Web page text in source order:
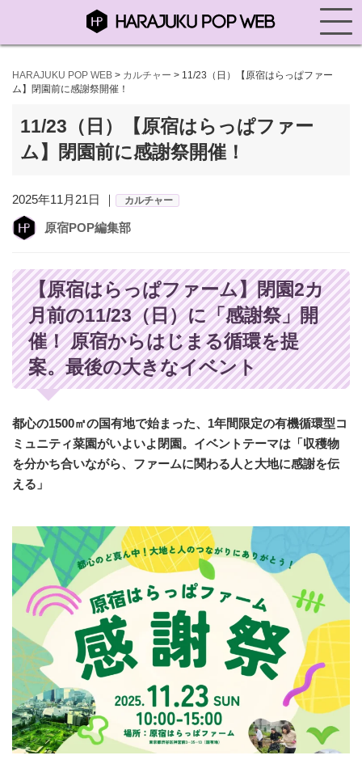
HARAJUKU POP WEB > カルチャー > 11/23（日）【原宿はらっぱファー
ム】閉園前に感謝祭開催！
11/23（日）【原宿はらっぱファー
ム】閉園前に感謝祭開催！
2025年11月21日 ｜ カルチャー
原宿POP編集部
【原宿はらっぱファーム】閉園2カ
月前の11/23（日）に「感謝祭」開
催！ 原宿からはじまる循環を提
案。最後の大きなイベント
都心の1500㎡の国有地で始まった、1年間限定の有機循環型コ
ミュニティ菜園がいよいよ閉園。イベントテーマは「収穫物
を分かち合いながら、ファームに関わる人と大地に感謝を伝
える」